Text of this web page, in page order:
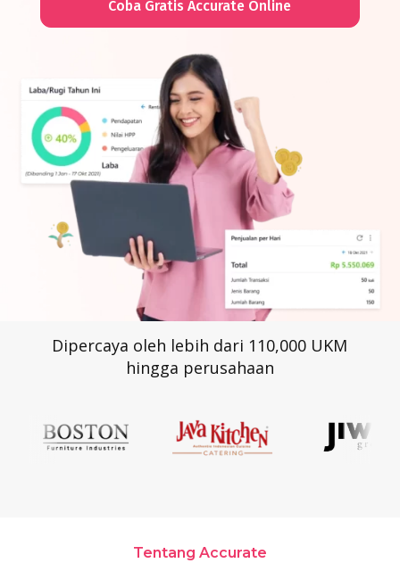
Coba Gratis Accurate Online
Dipercaya oleh lebih dari 110,000 UKM
hingga perusahaan
Tentang Accurate